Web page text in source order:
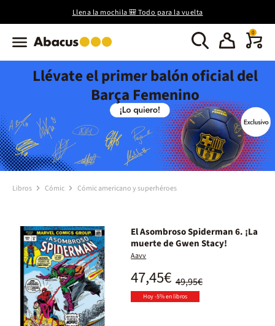
Llena la mochila 🎒 Todo para la vuelta
0
Llévate el primer balón oficial del
Barça Femenino
Libros Cómic Cómic americano y superhéroes
El Asombroso Spiderman 6. ¡La
muerte de Gwen Stacy!
Aavv
49,95€
47,45€
Hoy -5% en libros